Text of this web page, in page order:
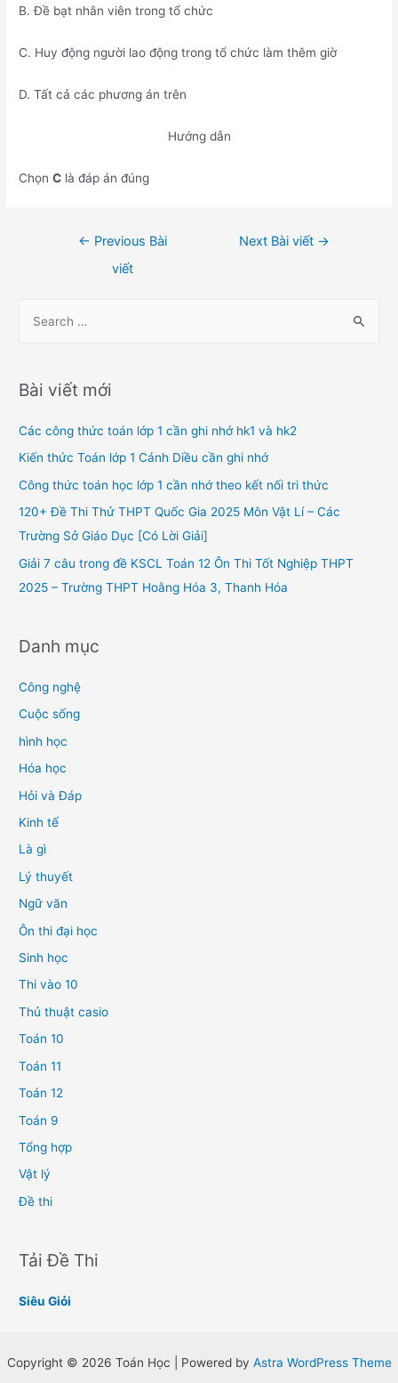
B. Đề bạt nhân viên trong tổ chức
C. Huy động người lao động trong tổ chức làm thêm giờ
D. Tất cả các phương án trên
Hướng dẫn
ChọnC là đáp án đúng
← Previous Bài
viết
Next Bài viết →
r
h
f
o
Bài viết mới
Các công thức toán lớp 1 cần ghi nhớ hk1 và hk2
Kiến thức Toán lớp 1 Cánh Diều cần ghi nhớ
Công thức toán học lớp 1 cần nhớ theo kết nối tri thức
120+ Đề Thi Thử THPT Quốc Gia 2025 Môn Vật Lí – Các
Trường Sở Giáo Dục [Có Lời Giải]
Giải 7 câu trong đề KSCL Toán 12 Ôn Thi Tốt Nghiệp THPT
2025 – Trường THPT Hoằng Hóa 3, Thanh Hóa
Danh mục
Công nghệ
Cuộc sống
hình học
Hóa học
Hỏi và Đáp
Kinh tế
Là gì
Lý thuyết
Ngữ văn
Ôn thi đại học
Sinh học
Thi vào 10
Thủ thuật casio
Toán 10
Toán 11
Toán 12
Toán 9
Tổng hợp
Vật lý
Đề thi
Tải Đề Thi
Siêu Giỏi
Copyright © 2026 Toán Học | Powered by Astra WordPress Theme